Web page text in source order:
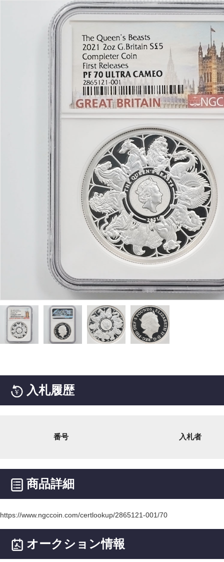
入札履歴
番号 入札者
商品詳細
https://www.ngccoin.com/certlookup/2865121-001/70
オークション情報